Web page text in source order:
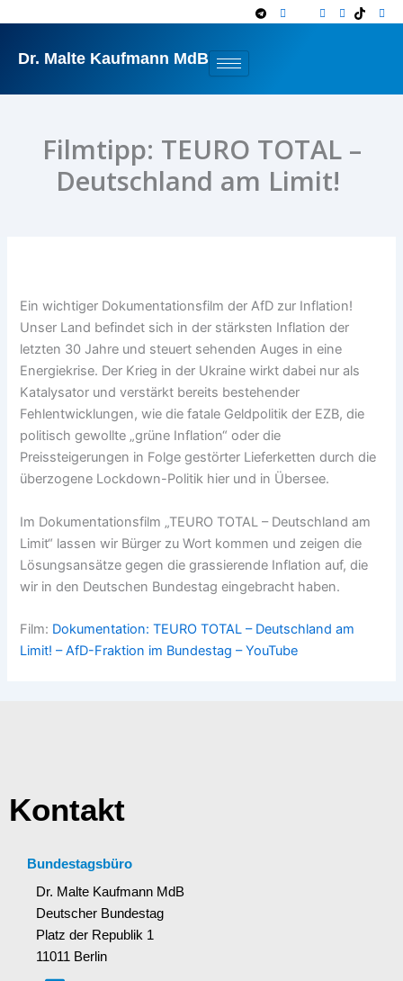
springen
Dr. Malte Kaufmann MdB
Filmtipp: TEURO TOTAL –
Deutschland am Limit!
Ein wichtiger Dokumentationsfilm der AfD zur Inflation!
Unser Land befindet sich in der stärksten Inflation der
letzten 30 Jahre und steuert sehenden Auges in eine
Energiekrise. Der Krieg in der Ukraine wirkt dabei nur als
Katalysator und verstärkt bereits bestehender
Fehlentwicklungen, wie die fatale Geldpolitik der EZB, die
politisch gewollte „grüne Inflation“ oder die
Preissteigerungen in Folge gestörter Lieferketten durch die
überzogene Lockdown-Politik hier und in Übersee.
Im Dokumentationsfilm „TEURO TOTAL – Deutschland am
Limit“ lassen wir Bürger zu Wort kommen und zeigen die
Lösungsansätze gegen die grassierende Inflation auf, die
wir in den Deutschen Bundestag eingebracht haben.
Film: Dokumentation: TEURO TOTAL – Deutschland am
Limit! – AfD-Fraktion im Bundestag – YouTube
Kontakt
Bundestagsbüro
Dr. Malte Kaufmann MdB
Deutscher Bundestag
Platz der Republik 1
11011 Berlin